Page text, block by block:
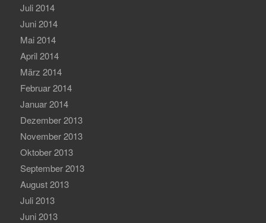
Juli 2014
Juni 2014
Mai 2014
April 2014
März 2014
Februar 2014
Januar 2014
Dezember 2013
November 2013
Oktober 2013
September 2013
August 2013
Juli 2013
Juni 2013